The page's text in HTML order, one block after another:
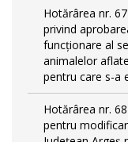
Hotărârea nr.
privind
funcționare al
animalelor
pentru care s-a
Hotărârea nr.
pentru